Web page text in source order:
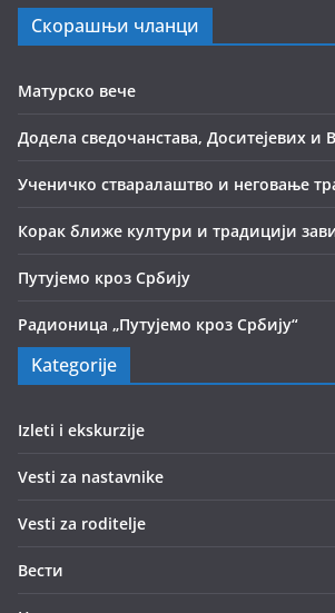
Скорашњи чланци
Матурско вече
Додела сведочанстава, Доситејевих и
Ученичко стваралаштво и неговање
Корак ближе култури и традицији
Путујемо кроз Србију
Радионица „Путујемо кроз Србију“
Kategorije
Izleti i ekskurzije
Vesti za nastavnike
Vesti za roditelje
Вести